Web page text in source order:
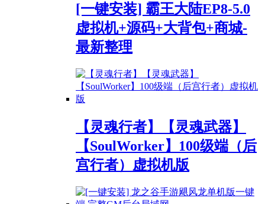
[一键安装] 霸王大陆EP8-5.0
虚拟机+源码+大背包+商城-
最新整理
【灵魂行者】【灵魂武器】
【SoulWorker】100级端（后
宫行者）虚拟机版